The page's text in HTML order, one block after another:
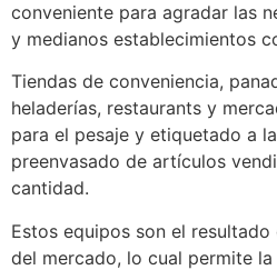
conveniente para agradar las
y medianos establecimientos
Tiendas de conveniencia,
heladerías, restaurants y
para el pesaje y etiquetado a
preenvasado de artículos
cantidad.
Estos equipos son el
del mercado, lo cual permite